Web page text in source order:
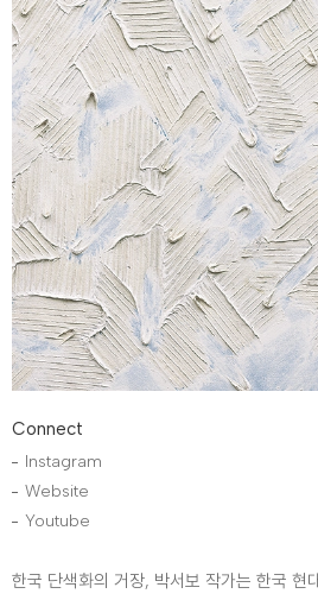
Connect
Instagram
Website
Youtube
한국 단색화의 거장, 박서보 작가는 한국 현